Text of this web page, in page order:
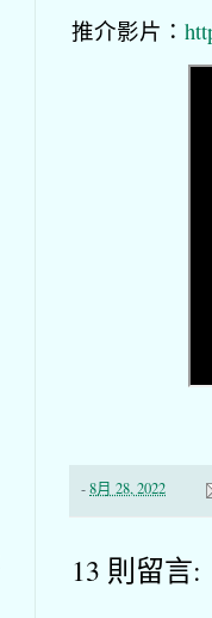
推介影片：
-8月 28, 2022
13 則留言: